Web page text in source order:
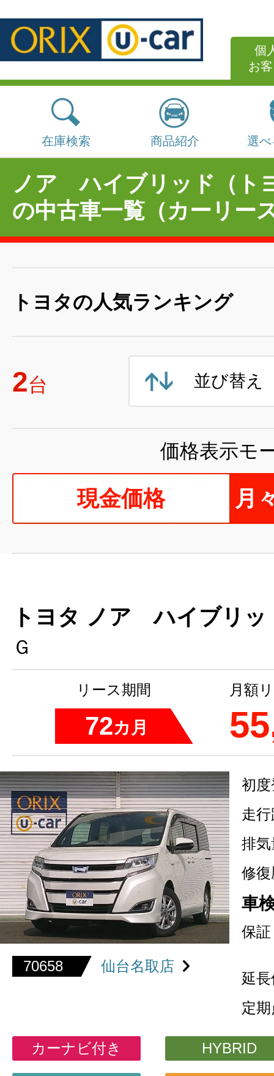
個
お
在庫検索 商品紹介 選
ノア ハイブリッド（ト
の中古車一覧（カーリー
トヨタの人気ランキング
2台 並び替え
価格表示モ
現金価格 月
トヨタ ノア ハイブリッ
Ｇ
リース期間
72カ月
月額
70658 仙台名取店
初
走
排気
修復
車
保証
延
定
カーナビ付き HYBRID